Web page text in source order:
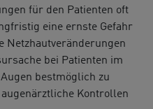
für den Patienten oft
eine ernste Gefahr
Netzhautveränderungen
bei Patienten im
bestmöglich zu
Kontrollen